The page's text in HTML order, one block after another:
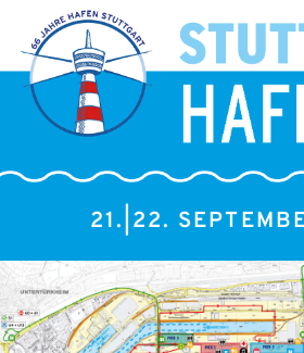
21.|22.